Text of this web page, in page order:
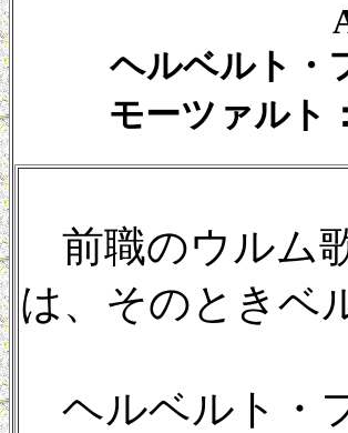
ヘルベルト・
モーツァルト
前職のウルム
は、そのときベ
ヘルベルト・